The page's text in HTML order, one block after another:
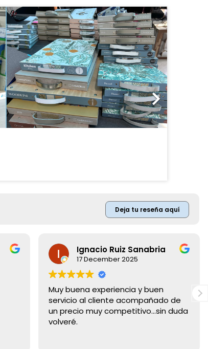

Next
Deja tu reseña aquí
Ignacio Ruiz Sanabria
17 December 2025
Muy buena experiencia y buen
servicio al cliente acompañado de
un precio muy competitivo...sin duda
volveré.